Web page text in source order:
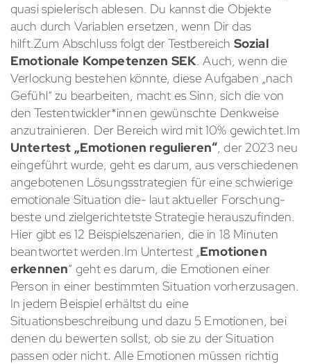
quasi spielerisch ablesen. Du kannst die Objekte
auch durch Variablen ersetzen, wenn Dir das
hilft.Zum Abschluss folgt der Testbereich Sozial
Emotionale Kompetenzen SEK. Auch, wenn die
Verlockung bestehen könnte, diese Aufgaben „nach
Gefühl“ zu bearbeiten, macht es Sinn, sich die von
den Testentwickler*innen gewünschte Denkweise
anzutrainieren. Der Bereich wird mit 10% gewichtet.Im
Untertest „Emotionen regulieren“, der 2023 neu
eingeführt wurde, geht es darum, aus verschiedenen
angebotenen Lösungsstrategien für eine schwierige
emotionale Situation die- laut aktueller Forschung-
beste und zielgerichtetste Strategie herauszufinden.
Hier gibt es 12 Beispielszenarien, die in 18 Minuten
beantwortet werden.Im Untertest „Emotionen
erkennen“ geht es darum, die Emotionen einer
Person in einer bestimmten Situation vorherzusagen.
In jedem Beispiel erhältst du eine
Situationsbeschreibung und dazu 5 Emotionen, bei
denen du bewerten sollst, ob sie zu der Situation
passen oder nicht. Alle Emotionen müssen richtig